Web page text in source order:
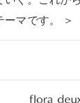
マです。 ＞